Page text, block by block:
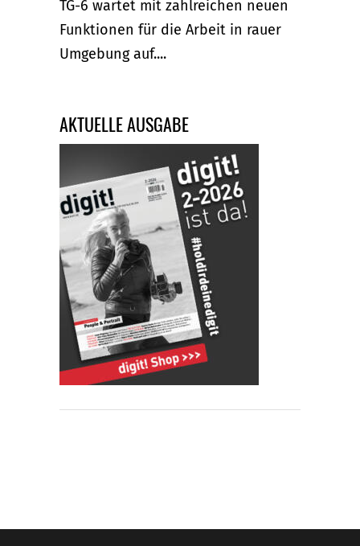
TG-6 wartet mit zahlreichen neuen
Funktionen für die Arbeit in rauer
Umgebung auf....
AKTUELLE AUSGABE